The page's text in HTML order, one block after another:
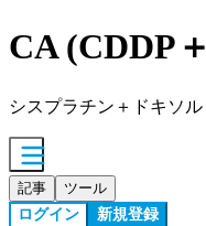
CA (CDDP
シスプラチン＋ドキソ
記事 ツール
ログイン 新規登録